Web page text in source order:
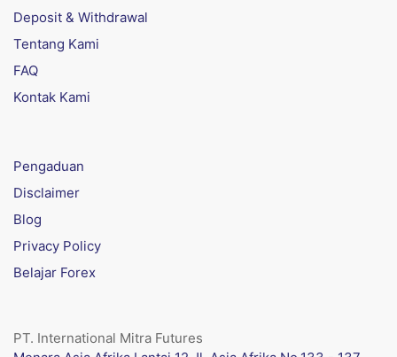
Deposit & Withdrawal
Tentang Kami
FAQ
Kontak Kami
Pengaduan
Disclaimer
Blog
Privacy Policy
Belajar Forex
PT. International Mitra Futures